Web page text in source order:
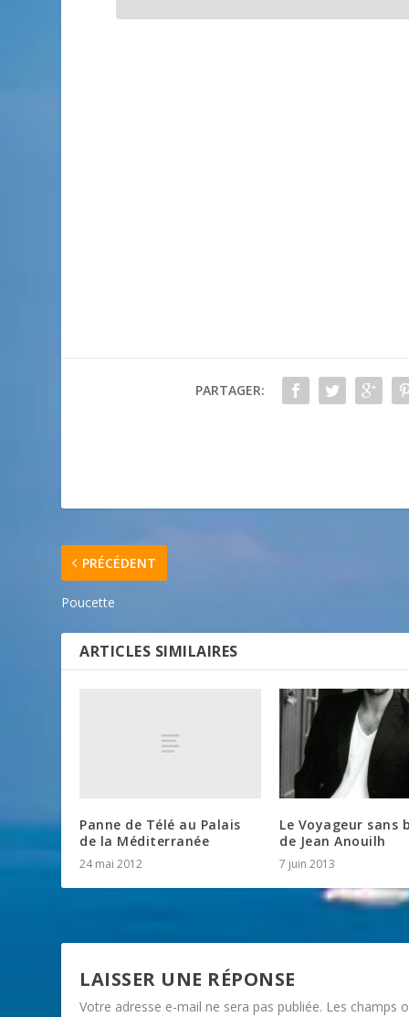
PARTAGER:
PRÉCÉDENT
Poucette
ARTICLES SIMILAIRES
Panne de Télé au Palais
de la Méditerranée
24 mai 2012
Le Voyageur sans
de Jean Anouilh
7 juin 2013
LAISSER UNE RÉPONSE
Votre adresse e-mail ne sera pas publiée. Les champs